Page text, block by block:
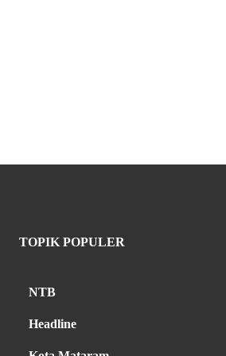
TOPIK POPULER
NTB
Headline